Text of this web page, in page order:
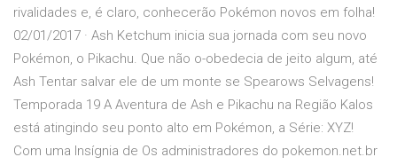
rivalidades e, é claro, conhecerão Pokémon novos em folha!
02/01/2017 · Ash Ketchum inicia sua jornada com seu novo
Pokémon, o Pikachu. Que não o-obedecia de jeito algum, até
Ash Tentar salvar ele de um monte se Spearows Selvagens!
Temporada 19 A Aventura de Ash e Pikachu na Região Kalos
está atingindo seu ponto alto em Pokémon, a Série: XYZ!
Com uma Insígnia de Os administradores do pokemon.net.br